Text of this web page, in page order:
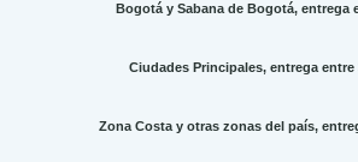
Bogotá y Sabana de Bogotá, entrega
Ciudades Principales, entrega entre
Zona Costa y otras zonas del país,